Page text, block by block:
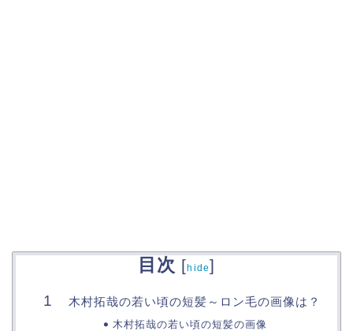
目次 [hide]
木村拓哉の若い頃の短髪～ロン毛の画像は？
木村拓哉の若い頃の短髪の画像